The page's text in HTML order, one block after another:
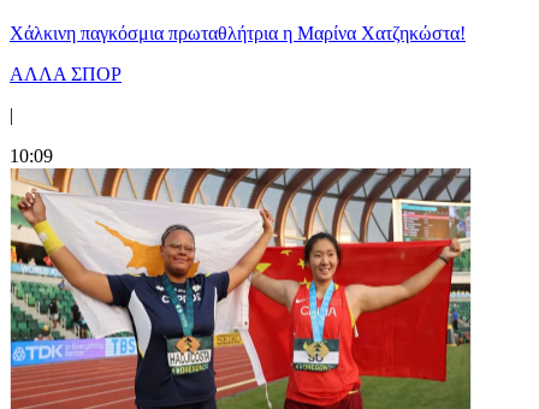
Χάλκινη παγκόσμια πρωταθλήτρια η Μαρίνα Χατζηκώστα!
ΑΛΛΑ ΣΠΟΡ
|
10:09